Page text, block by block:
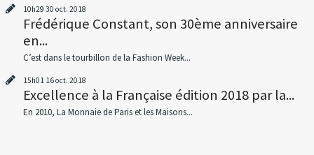
10h29 30 oct. 2018
Frédérique Constant, son 30ème anniversaire
en...
C’est dans le tourbillon de la Fashion Week...
15h01 16oct. 2018
Excellence à la Française édition 2018 par la...
En 2010, La Monnaie de Paris et les Maisons...